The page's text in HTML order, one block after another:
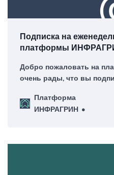
Подписка на
платформы
Добро пожаловать на
очень рады, что вы
честь!Платформа
ИНФРАГРИН